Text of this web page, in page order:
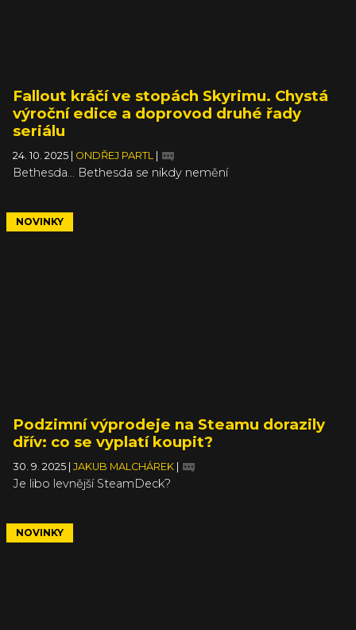
Fallout kráčí ve stopách Skyrimu. Chystá
výroční edice a doprovod druhé řady
seriálu
24. 10. 2025 ONDŘEJ PARTL
Bethesda... Bethesda se nikdy nemění
NOVINKY
Podzimní výprodeje na Steamu dorazily
dřív: co se vyplatí koupit?
30. 9. 2025 JAKUB MALCHÁREK
Je libo levnější SteamDeck?
NOVINKY